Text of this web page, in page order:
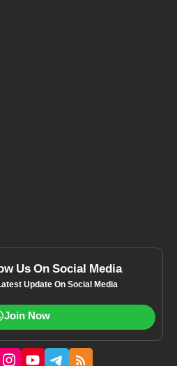
Us On Social Media
Update On Social Media
Join Now